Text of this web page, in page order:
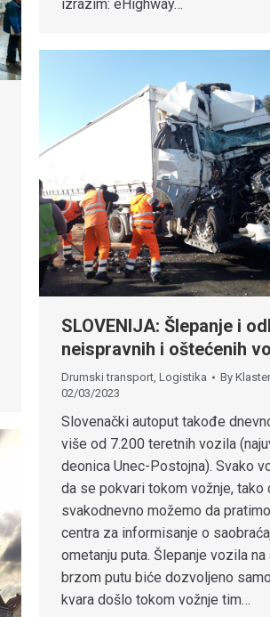
izrazim: eHighway…
SLOVENIJA: Šlepanje i
neispravnih i oštećenih
Drumski transport Logistika By
02/03/2023
Slovenački autoput takođe
više od 7.200 teretnih vozila
deonica Unec-Postojna). Svako
da se pokvari tokom vožnje, tako
svakodnevno možemo da
centra za informisanje o
ometanju puta. Šlepanje vozila na
brzom putu biće dozvoljeno
kvara došlo tokom vožnje tim…